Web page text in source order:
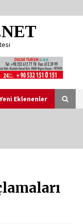
Eklenenler
ETKİNLİĞİ